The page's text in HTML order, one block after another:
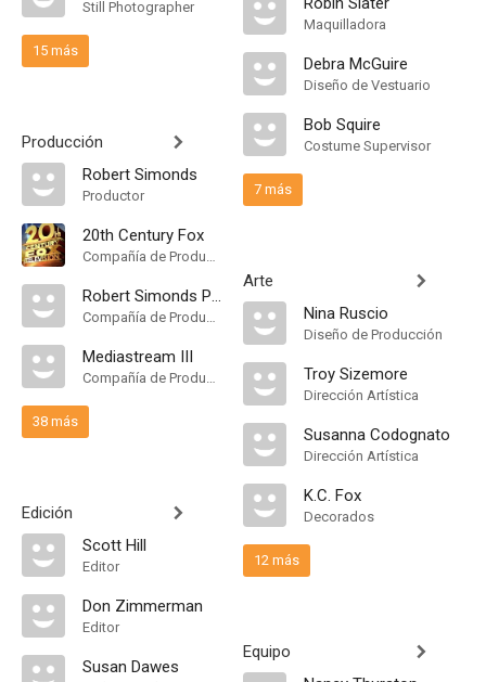
Still Photographer
15 más
Producción
Robert Simonds
Productor
20th Century Fox
Compañía de Produccion
Robert Simonds Productions
Compañía de Produccion
Mediastream III
Compañía de Produccion
38 más
Edición
Scott Hill
Editor
Don Zimmerman
Editor
Susan Dawes
Maquilladora
Debra McGuire
Diseño de Vestuario
Bob Squire
Costume Supervisor
7 más
Arte
Nina Ruscio
Diseño de Producción
Troy Sizemore
Dirección Artística
Susanna Codognato
Dirección Artística
K.C. Fox
Decorados
12 más
Equipo